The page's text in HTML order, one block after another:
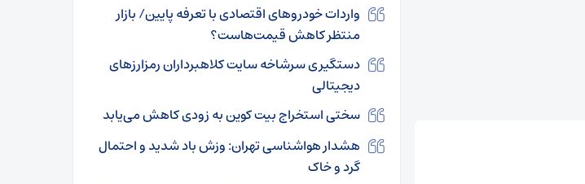
واردات خودروهای اقتصادی با تعرفه پایین/ بازار
منتظر کاهش قیمت‌هاست؟
دستگیری سرشاخه سایت کلاهبرداران رمزارزهای
دیجیتالی
سختی استخراج بیت‌ کوین به زودی کاهش می‌یابد
هشدار هواشناسی تهران: وزش باد شدید و احتمال
گرد و خاک